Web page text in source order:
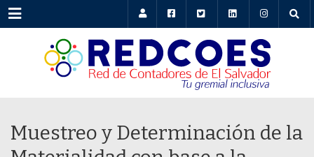
Menu
Muestreo y Determinación de la